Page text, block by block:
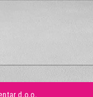
d.o.o.